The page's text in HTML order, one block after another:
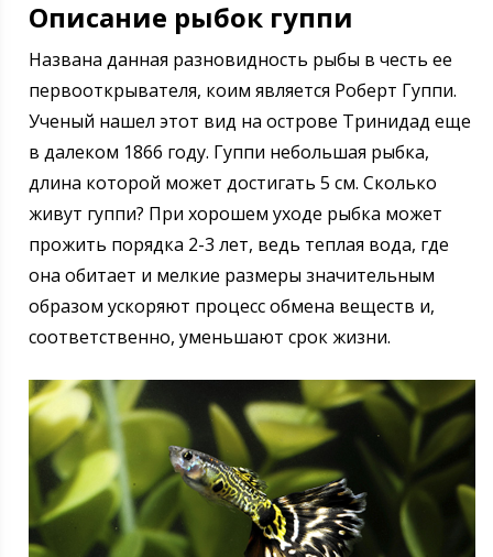
Описание рыбок гуппи
Названа данная разновидность рыбы в честь ее
первооткрывателя, коим является Роберт Гуппи.
Ученый нашел этот вид на острове Тринидад еще
в далеком 1866 году. Гуппи небольшая рыбка,
длина которой может достигать 5 см. Сколько
живут гуппи? При хорошем уходе рыбка может
прожить порядка 2-3 лет, ведь теплая вода, где
она обитает и мелкие размеры значительным
образом ускоряют процесс обмена веществ и,
соответственно, уменьшают срок жизни.